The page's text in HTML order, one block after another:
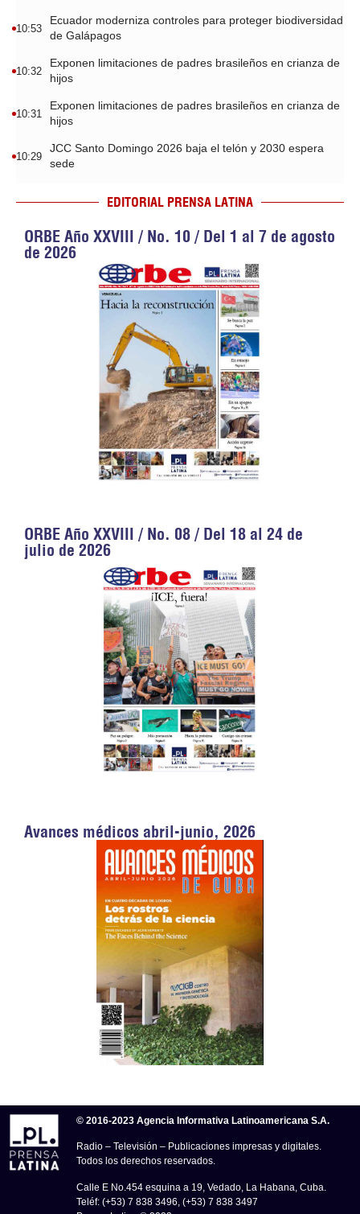
10:53
Ecuador moderniza controles para proteger biodiversidad
de Galápagos
10:32
Exponen limitaciones de padres brasileños en crianza de
hijos
10:31
Exponen limitaciones de padres brasileños en crianza de
hijos
10:29
JCC Santo Domingo 2026 baja el telón y 2030 espera
sede
EDITORIAL PRENSA LATINA
ORBE Año XXVIII / No. 10 / Del 1 al 7 de agosto
de 2026
ORBE Año XXVIII / No. 08 / Del 18 al 24 de
julio de 2026
Avances médicos abril-junio, 2026
© 2016-2023 Agencia Informativa Latinoamericana S.A.
Radio – Televisión – Publicaciones impresas y digitales.
Todos los derechos reservados.
Calle E No.454 esquina a 19, Vedado, La Habana, Cuba.
Teléf: (+53) 7 838 3496, (+53) 7 838 3497